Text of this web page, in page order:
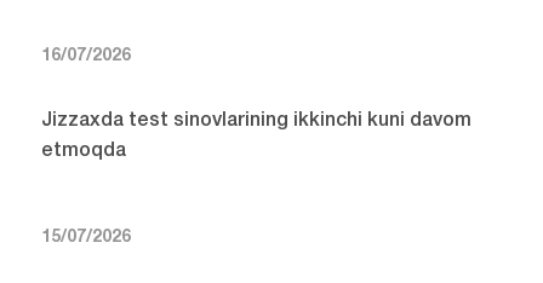
16/07/2026
Jizzaxda test sinovlarining ikkinchi kuni davom
etmoqda
15/07/2026